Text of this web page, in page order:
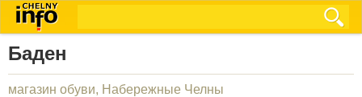
Баден
магазин обуви, Набережные Челны